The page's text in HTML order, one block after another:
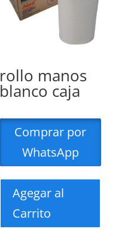
rollo manos
blanco caja
Comprar por
WhatsApp
Agegar al
Carrito